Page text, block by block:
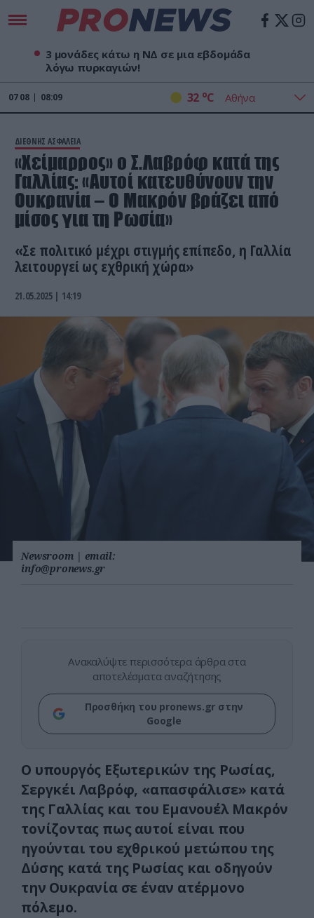
3 μονάδες κάτω η ΝΔ σε μια εβδομάδα
λόγω πυρκαγιών!
07 08 08:09 32 oC
ΔΙΕΘΝΗΣ ΑΣΦΑΛΕΙΑ
«Χείμαρρος» ο Σ.Λαβρόφ κατά της
Γαλλίας: «Αυτοί κατευθύνουν την
Ουκρανία – Ο Μακρόν βράζει από
μίσος για τη Ρωσία»
«Σε πολιτικό μέχρι στιγμής επίπεδο, η Γαλλία
λειτουργεί ως εχθρική χώρα»
21.05.2025 | 14:19
Newsroom | email:
info@pronews.gr
Ανακαλύψτε περισσότερα άρθρα στα
αποτελέσματα αναζήτησης
Προσθήκη του pronews.gr στην
Google
Ο υπουργός Εξωτερικών της Ρωσίας,
Σεργκέι Λαβρόφ, «απασφάλισε» κατά
της Γαλλίας και του Εμανουέλ Μακρόν
τονίζοντας πως αυτοί είναι που
ηγούνται του εχθρικού μετώπου της
Δύσης κατά της Ρωσίας και οδηγούν
την Ουκρανία σε έναν ατέρμονο
πόλεμο.